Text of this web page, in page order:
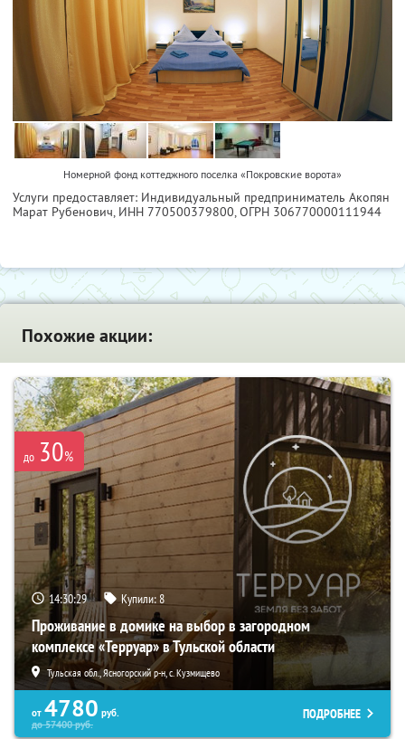
Номерной фонд коттеджного поселка «Покровские ворота»
Услуги предоставляет: Индивидуальный предприниматель Акопян
Марат Рубенович, ИНН 770500379800, ОГРН 306770000111944
Похожие акции:
до 30%
14:30:28 Купили:8
Проживание в домике на выбор в загородном
комплексе «Терруар» в Тульской области
Тульская обл., Ясногорский р-н, с. Кузмищево
от 4780 руб.
до57400руб.
ПОДРОБНЕЕ